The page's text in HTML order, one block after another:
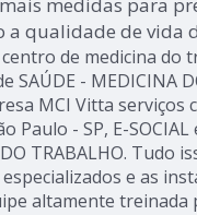
medidas para
a qualidade de vida
de medicina do
SAÚDE - MEDICINA
MCI Vitta serviços
Paulo - SP, E-SOCIAL
DO TRABALHO. Tudo
e as
altamente treinada